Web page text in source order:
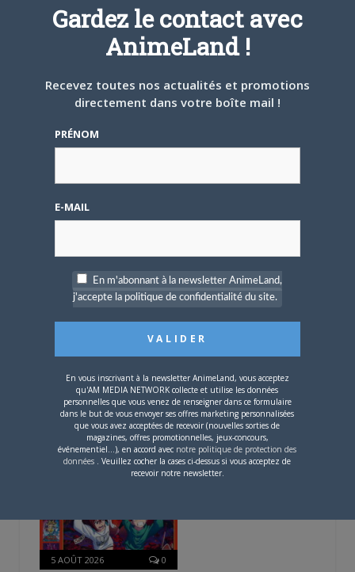
Arkhane Asylum
Share this:
pour
sur
une
fenêtre)
sur
une
sur
dans
TwitterFacebookGoogle+PinterestLinkedIn
A PROPOS DE L'AUTEUR
BRUNO DE LA CRUZ
un rêve. Il ne me reste plus qu'à
rencontrer Hiroaki Samura et je pourrai
partir tranquille.
ARTICLES LIÉS
5 AOÛT 2026 0
Gardez le contact avec
AnimeLand !
Recevez toutes nos actualités et promotions
directement dans votre boîte mail !
PRÉNOM
E-MAIL
En m'abonnant à la newsletter AnimeLand,
j'accepte la politique de confidentialité du site.
En vous inscrivant à la newsletter AnimeLand, vous acceptez
qu'AM MEDIA NETWORK collecte et utilise les données
personnelles que vous venez de renseigner dans ce formulaire
dans le but de vous envoyer ses offres marketing personnalisées
que vous avez acceptées de recevoir (nouvelles sorties de
magazines, offres promotionnelles, jeux-concours,
événementiel...), en accord avec notre politique de protection des
données . Veuillez cocher la cases ci-dessus si vous acceptez de
recevoir notre newsletter.